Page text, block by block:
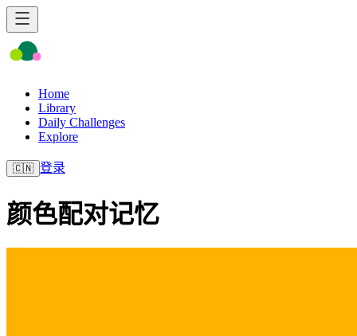
Home
Library
Daily Challenges
Explore
🇨🇳 登录
颜色配对记忆